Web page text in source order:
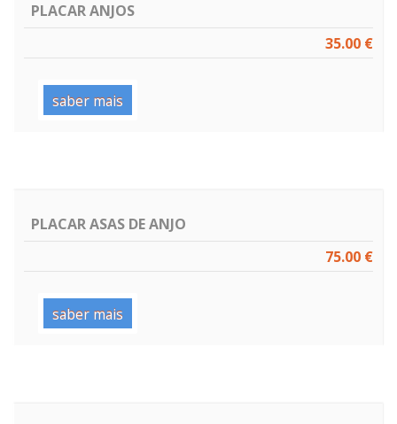
PLACAR ANJOS
35.00 €
saber mais
PLACAR ASAS DE ANJO
75.00 €
saber mais